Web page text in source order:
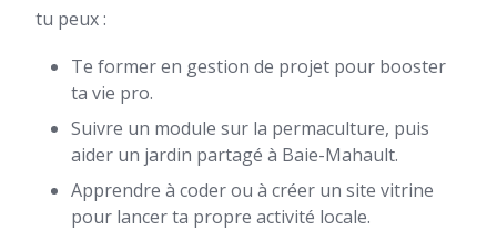
tu peux :
Te former en gestion de projet pour booster
ta vie pro.
Suivre un module sur la permaculture, puis
aider un jardin partagé à Baie-Mahault.
Apprendre à coder ou à créer un site vitrine
pour lancer ta propre activité locale.